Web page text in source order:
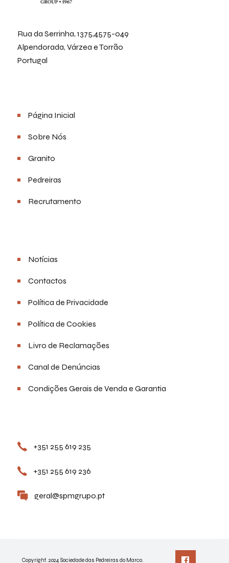
Rua da Serrinha, 1375,4575-049
Alpendorada, Várzea e Torrão
Portugal
Página Inicial
Sobre Nós
Granito
Pedreiras
Recrutamento
Notícias
Contactos
Política de Privacidade
Política de Cookies
Livro de Reclamações
Canal de Denúncias
Condições Gerais de Venda e Garantia
+351 255 619 235
+351 255 619 236
geral@spmgrupo.pt
Copyright. 2024 Sociedade das Pedreiras do Marco.